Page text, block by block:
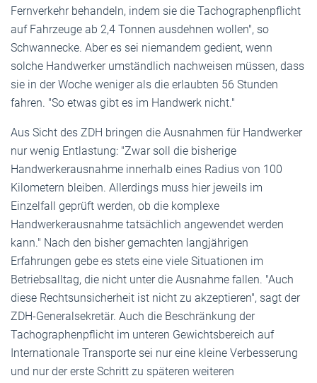
Fernverkehr behandeln, indem sie die Tachographenpflicht
auf Fahrzeuge ab 2,4 Tonnen ausdehnen wollen", so
Schwannecke. Aber es sei niemandem gedient, wenn
solche Handwerker umständlich nachweisen müssen, dass
sie in der Woche weniger als die erlaubten 56 Stunden
fahren. "So etwas gibt es im Handwerk nicht."
Aus Sicht des ZDH bringen die Ausnahmen für Handwerker
nur wenig Entlastung: "Zwar soll die bisherige
Handwerkerausnahme innerhalb eines Radius von 100
Kilometern bleiben. Allerdings muss hier jeweils im
Einzelfall geprüft werden, ob die komplexe
Handwerkerausnahme tatsächlich angewendet werden
kann." Nach den bisher gemachten langjährigen
Erfahrungen gebe es stets eine viele Situationen im
Betriebsalltag, die nicht unter die Ausnahme fallen. "Auch
diese Rechtsunsicherheit ist nicht zu akzeptieren", sagt der
ZDH-Generalsekretär. Auch die Beschränkung der
Tachographenpflicht im unteren Gewichtsbereich auf
Internationale Transporte sei nur eine kleine Verbesserung
und nur der erste Schritt zu späteren weiteren